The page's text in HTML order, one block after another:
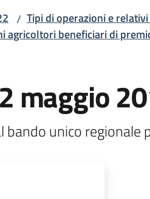
/ Tipi di operazioni e
agricoltori beneficiari di
maggio
unico regionale